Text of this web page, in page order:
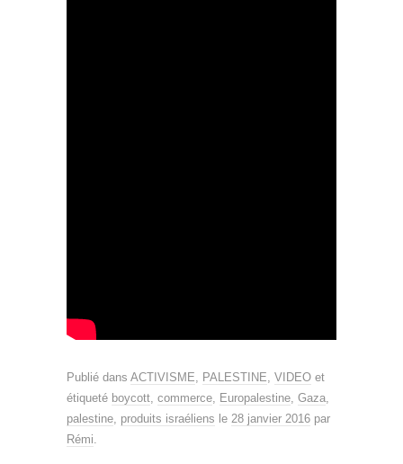
Publié dans ACTIVISME PALESTINE VIDEO et
étiqueté boycott commerce Europalestine Gaza
palestine produits israéliens le 28 janvier 2016 par
Rémi